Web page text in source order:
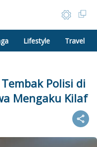
Lifestyle Travel
Polisi di
Mengaku Kilaf